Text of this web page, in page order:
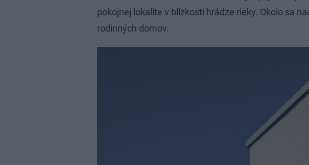
pokojnej lokalite v blízkosti hrádze rieky. Okolo sa
rodinných domov.